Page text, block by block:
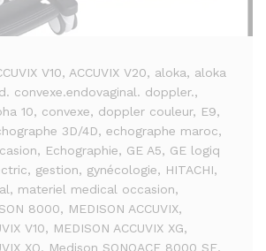
V10, ACCUVIX V20, aloka, aloka
convexe.endovaginal. doppler.,
10, convexe, doppler couleur, E9,
3D/4D, echographe maroc,
, Echographie, GE A5, GE logiq
, gestion, gynécologie, HITACHI,
, materiel medical occasion,
8000, MEDISON ACCUVIX,
V10, MEDISON ACCUVIX XG,
XQ, Medison SONOACE 8000 SE,